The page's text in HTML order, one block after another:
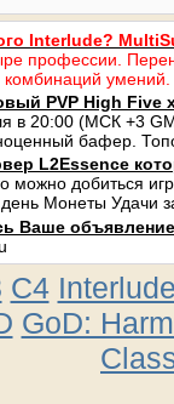
Interlude?
профессии.
комбинаций умений.
PVP High
в 20:00 (МСК +3
бафер.
L2Essence
можно добиться
Монеты Удачи
Ваше
C4 Interlude
GoD: